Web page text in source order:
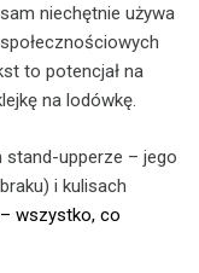
niechętnie używa
to potencjał na
na lodówkę.
upperze – jego
i kulisach
wszystko, co